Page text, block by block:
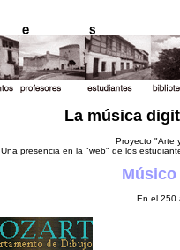
La música
Proyecto "Arte
Una presencia en la "web" de los
Músico
En el 250